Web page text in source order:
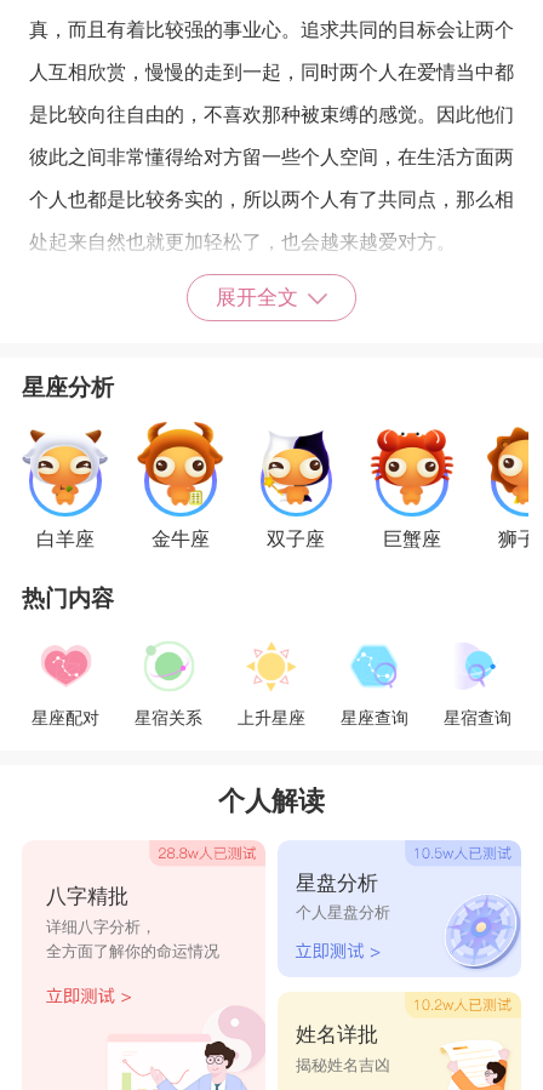
真，而且有着比较强的事业心。追求共同的目标会让两个
人互相欣赏，慢慢的走到一起，同时两个人在爱情当中都
是比较向往自由的，不喜欢那种被束缚的感觉。因此他们
彼此之间非常懂得给对方留一些个人空间，在生活方面两
个人也都是比较务实的，所以两个人有了共同点，那么相
处起来自然也就更加轻松了，也会越来越爱对方。
星座乐原创文章，转载需注明出处
展开全文
星座分析
白羊座 金牛座 双子座 巨蟹座 狮子
热门内容
星座配对 星宿关系 上升星座 星座查询 星宿查询
个人解读
八字精批
详细八字分析，
全方面了解你的命运情况
星盘分析
个人星盘分析
姓名详批
揭秘姓名吉凶